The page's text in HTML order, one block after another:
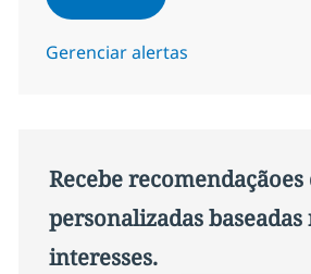
Gerenciar alertas
Recebe recomendaçãoes
personalizadas baseadas
interesses.